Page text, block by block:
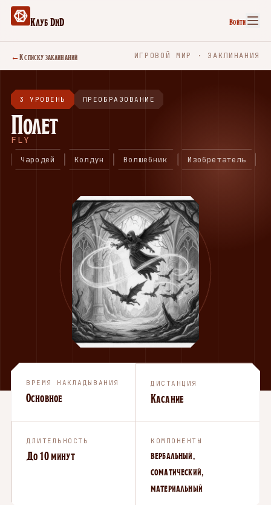
Клуб DnD Войти
←К списку заклинаний ИГРОВОЙ МИР · ЗАКЛИНАНИЯ
3 УРОВЕНЬ ПРЕОБРАЗОВАНИЕ
Полет
FLY
Чародей Колдун Волшебник Изобретатель
ВРЕМЯ НАКЛАДЫВАНИЯ
Основное
ДИСТАНЦИЯ
Касание
ДЛИТЕЛЬНОСТЬ
До 10 минут
КОМПОНЕНТЫ
вербальный,
соматический,
материальный